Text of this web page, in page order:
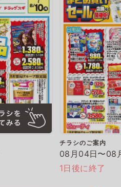
チラシのご案内
08月04日〜08
1日後に終了